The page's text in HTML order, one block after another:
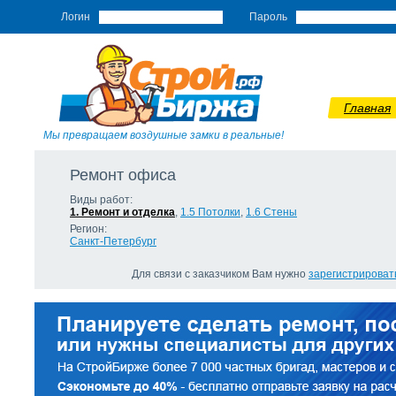
Логин Пароль
Мы превращаем воздушные замки в реальные!
Главная
Ремонт офиса
Виды работ:
1. Ремонт и отделка, 1.5 Потолки, 1.6 Стены
Регион:
Санкт-Петербург
Для связи с заказчиком Вам нужно